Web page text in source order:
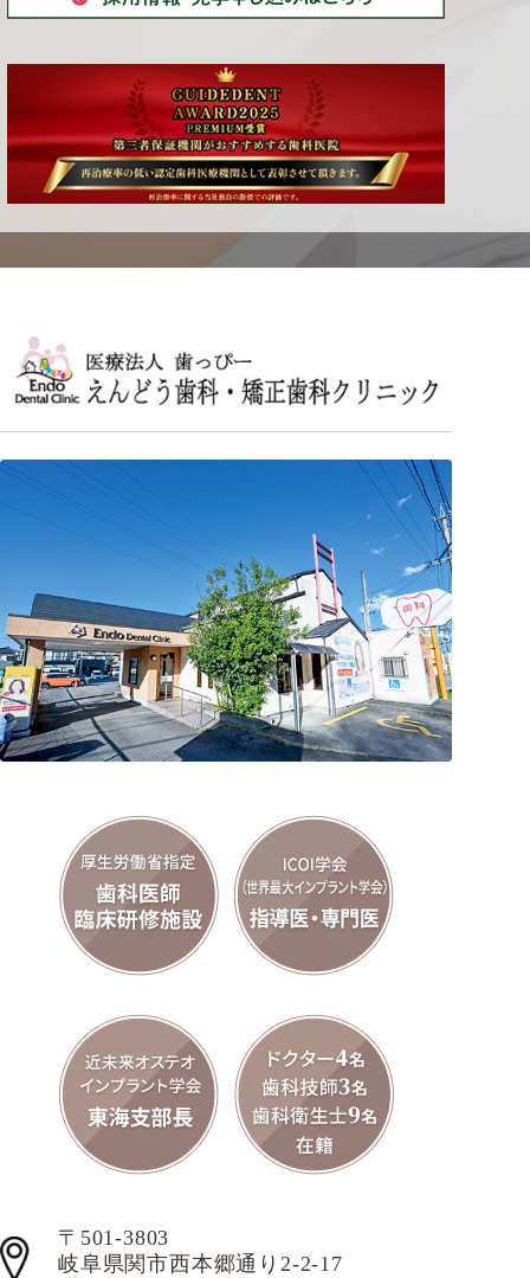
〒501-3803
岐阜県関市西本郷通り2-2-17